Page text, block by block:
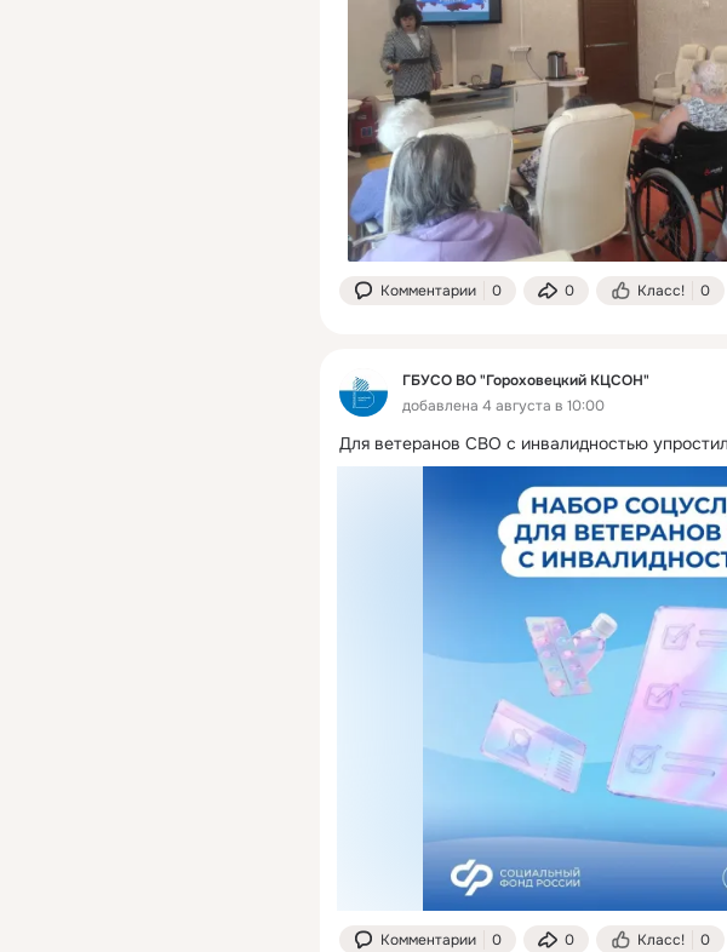
Комментарии 0 0 Класс! 0
ГБУСО ВО "Гороховецкий КЦСОН"
добавлена 4 августа в 10:00
Для ветеранов СВО с инвалидностью
Комментарии 0 0 Класс! 0